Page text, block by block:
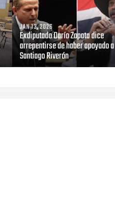
JAN 13, 2026
Exdiputado Darío Zapata dice
arrepentirse de haber apoyado a
Santiago Riverón